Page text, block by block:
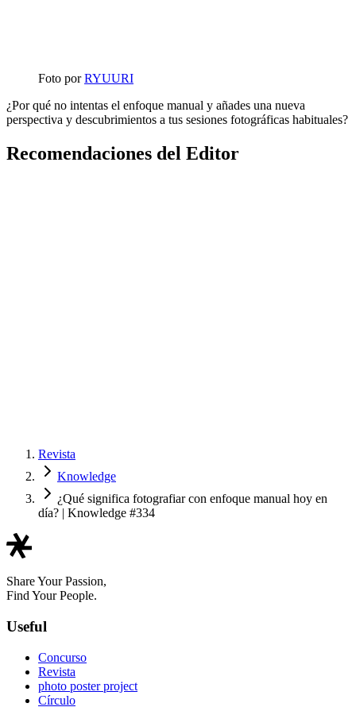
Foto porRYUURI
¿Por qué no intentas el enfoque manual y añades una nueva
perspectiva y descubrimientos a tus sesiones fotográficas habituales?
Recomendaciones del Editor
Revista
Knowledge
¿Qué significa fotografiar con enfoque manual hoy en
día? | Knowledge #334
Share Your Passion,
Find Your People.
Useful
Concurso
Revista
photo poster project
Círculo